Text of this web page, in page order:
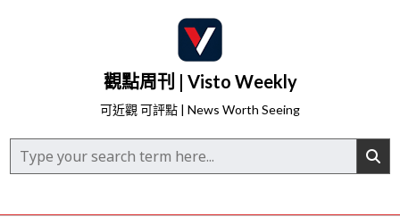
觀點周刊 | Visto Weekly
可近觀 可評點 | News Worth Seeing
Search for: